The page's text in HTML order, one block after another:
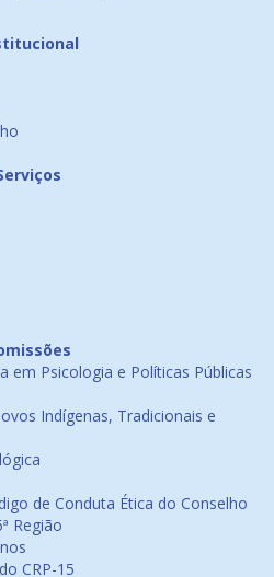
em Psicologia e Políticas Públicas
Indígenas, Tradicionais e
de Conduta Ética do Conselho
Região
CRP-15